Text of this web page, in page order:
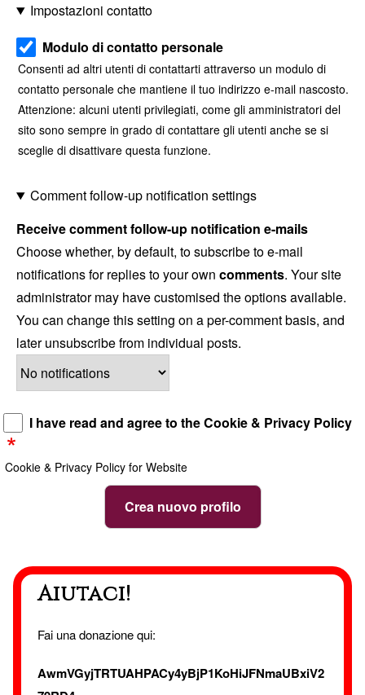
Impostazioni contatto
Modulo di contatto personale
Consenti ad altri utenti di contattarti attraverso un modulo di
contatto personale che mantiene il tuo indirizzo e-mail nascosto.
Attenzione: alcuni utenti privilegiati, come gli amministratori del
sito sono sempre in grado di contattare gli utenti anche se si
sceglie di disattivare questa funzione.
Comment follow-up notification settings
Receive comment follow-up notification e-mails
Choose whether, by default, to subscribe to e-mail
notifications for replies to your own comments. Your site
administrator may have customised the options available.
You can change this setting on a per-comment basis, and
later unsubscribe from individual posts.
I have read and agree to the Cookie & Privacy Policy
Cookie & Privacy Policy for Website
Aiutaci!
Fai una donazione qui:
AwmVGyjTRTUAHPACy4yBjP1KoHiJFNmaUBxiV2